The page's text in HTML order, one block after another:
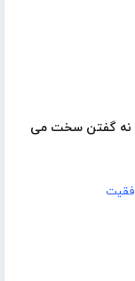
نه گفتن سخت می